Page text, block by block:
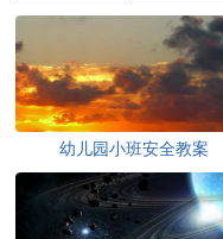
幼儿园小班安全教案